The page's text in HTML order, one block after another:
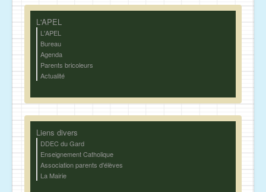
L'APEL
L'APEL
Bureau
Agenda
Parents bricoleurs
Actualité
Liens divers
DDEC du Gard
Enseignement Catholique
Association parents d'élèves
La Mairie